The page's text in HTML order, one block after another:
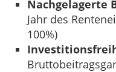
Nachgelagerte
Jahr des
100%)